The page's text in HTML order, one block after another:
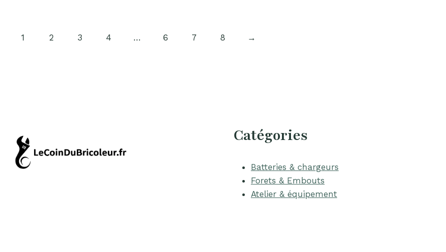
1 2 3 4 … 6 7 8 →
Catégories
Batteries & chargeurs
Forets & Embouts
Atelier & équipement